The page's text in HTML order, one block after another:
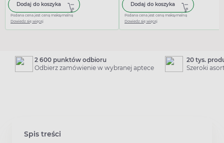
Dodaj do koszyka
Podana cena jest ceną maksymalną
Dowiedz się więcej
Dodaj do koszyka
Podana cena jest ceną maksymalną
Dowiedz się więcej
2 600 punktów odbioru
Odbierz zamówienie w wybranej aptece
20 tys.
Szeroki
Spis treści